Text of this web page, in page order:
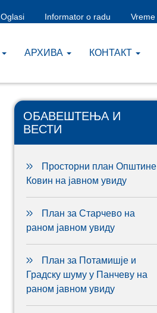
Oglasi Informator o radu Vreme
AРХИВА КОНТАКТ
ОБАВЕШТЕЊА И
ВЕСТИ
Просторни план Општине
Ковин на јавном увиду
План за Старчево на
раном јавном увиду
План за Потамишје и
Градску шуму у Панчеву на
раном јавном увиду